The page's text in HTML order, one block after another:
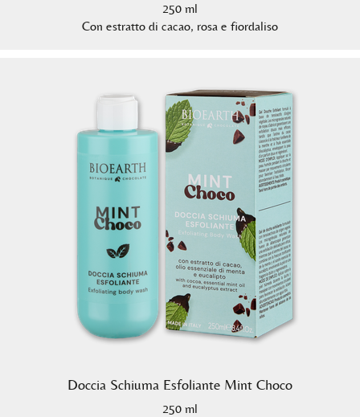
250 ml
Con estratto di cacao, rosa e fiordaliso
Doccia Schiuma Esfoliante Mint Choco
250 ml